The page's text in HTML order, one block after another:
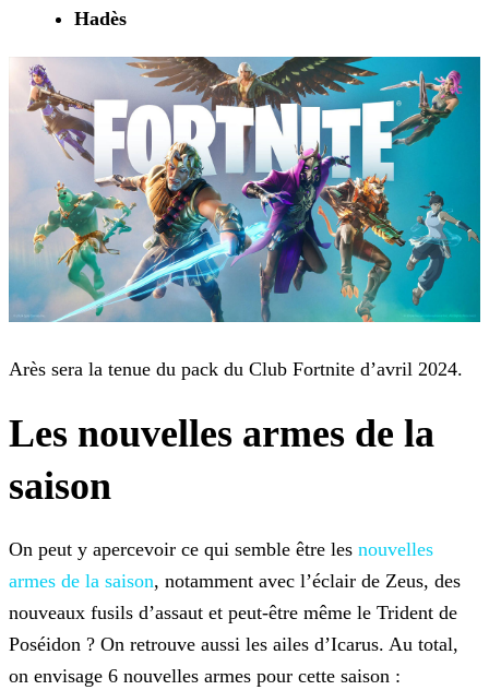
Hadès
Arès sera la tenue du pack du Club Fortnite d’avril 2024.
Les nouvelles armes de la
saison
On peut y apercevoir ce qui semble être les nouvelles
armes de la saison, notamment avec l’éclair de Zeus, des
nouveaux fusils d’assaut et peut-être même le Trident de
Poséidon ? On retrouve aussi les ailes d’Icarus. Au total,
on envisage 6 nouvelles armes pour cette saison :